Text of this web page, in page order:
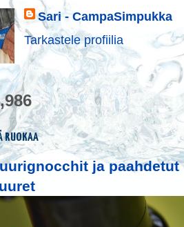
Sari - CampaSimpukka
Tarkastele profiilia
RUOKAA
ja paahdetut